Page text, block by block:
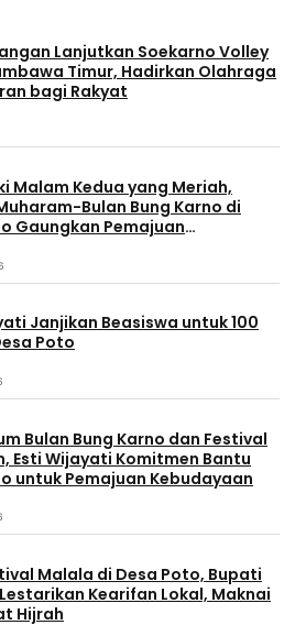
Lanjutkan Soekarno Volley
Timur, Hadirkan Olahraga
bagi Rakyat
Malam Kedua yang Meriah,
Bulan Bung Karno di
Gaungkan Pemajuan
Janjikan Beasiswa untuk 100
Poto
Bulan Bung Karno dan Festival
Esti Wijayati Komitmen Bantu
untuk Pemajuan Kebudayaan
Malala di Desa Poto, Bupati
Kearifan Lokal, Maknai
Hijrah